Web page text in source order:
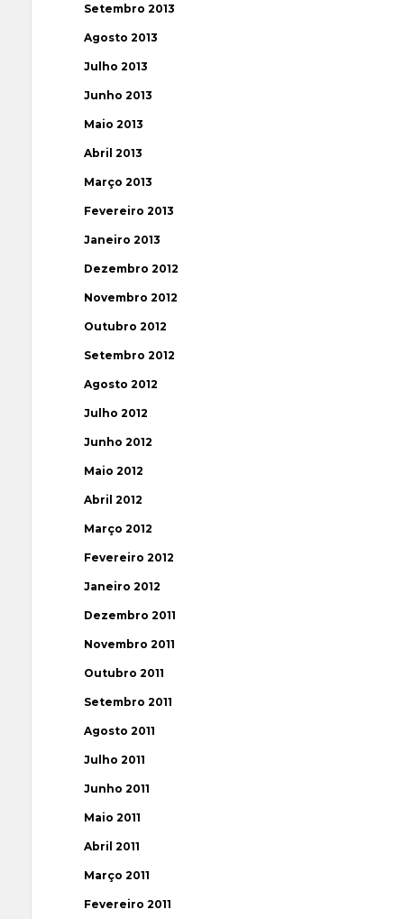
Setembro 2013
Agosto 2013
Julho 2013
Junho 2013
Maio 2013
Abril 2013
Março 2013
Fevereiro 2013
Janeiro 2013
Dezembro 2012
Novembro 2012
Outubro 2012
Setembro 2012
Agosto 2012
Julho 2012
Junho 2012
Maio 2012
Abril 2012
Março 2012
Fevereiro 2012
Janeiro 2012
Dezembro 2011
Novembro 2011
Outubro 2011
Setembro 2011
Agosto 2011
Julho 2011
Junho 2011
Maio 2011
Abril 2011
Março 2011
Fevereiro 2011